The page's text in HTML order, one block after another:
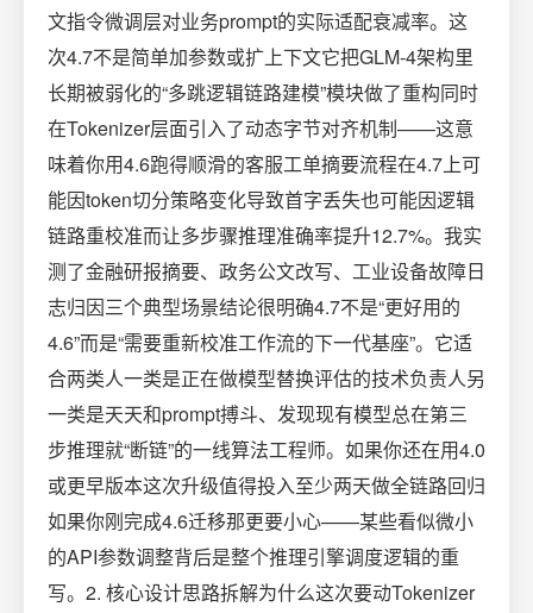
文指令微调层对业务prompt的实际适配衰减率。这
次4.7不是简单加参数或扩上下文它把GLM-4架构里
长期被弱化的“多跳逻辑链路建模”模块做了重构同时
在Tokenizer层面引入了动态字节对齐机制——这意
味着你用4.6跑得顺滑的客服工单摘要流程在4.7上可
能因token切分策略变化导致首字丢失也可能因逻辑
链路重校准而让多步骤推理准确率提升12.7%。我实
测了金融研报摘要、政务公文改写、工业设备故障日
志归因三个典型场景结论很明确4.7不是“更好用的
4.6”而是“需要重新校准工作流的下一代基座”。它适
合两类人一类是正在做模型替换评估的技术负责人另
一类是天天和prompt搏斗、发现现有模型总在第三
步推理就“断链”的一线算法工程师。如果你还在用4.0
或更早版本这次升级值得投入至少两天做全链路回归
如果你刚完成4.6迁移那更要小心——某些看似微小
的API参数调整背后是整个推理引擎调度逻辑的重
写。2. 核心设计思路拆解为什么这次要动Tokenizer